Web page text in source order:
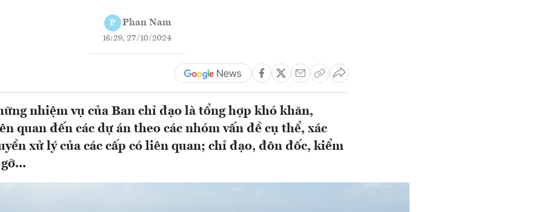
P Phan Nam
16:29, 27/10/2024
nhiệm vụ của Ban chỉ đạo là tổng hợp khó khăn,
quan đến các dự án theo các nhóm vấn đề cụ thể, xác
xử lý của các cấp có liên quan; chỉ đạo, đôn đốc, kiểm